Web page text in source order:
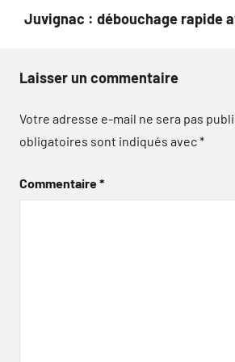
Juvignac : débouchage rapide
Laisser un commentaire
Votre adresse e-mail ne sera pas
obligatoires sont indiqués avec*
Commentaire*